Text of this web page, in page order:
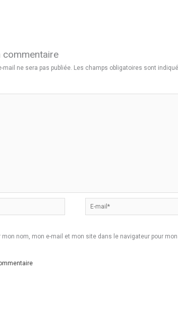
commentaire
mail ne sera pas publiée. Les champs obligatoires sont
mail*
mon nom, mon e-mail et mon site dans le navigateur pour